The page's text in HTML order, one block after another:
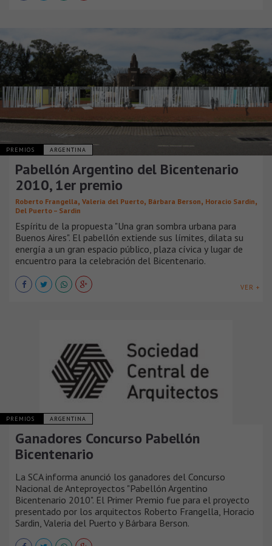
PREMIOS ARGENTINA
Pabellón Argentino del Bicentenario
2010, 1er premio
Roberto Frangella, Valeria del Puerto, Bárbara Berson, Horacio Sardin,
Del Puerto – Sardin
Espíritu de la propuesta "Una gran sombra urbana para
Buenos Aires". El pabellón extiende sus límites, dilata su
energía a un gran espacio público, plaza cívica y lugar de
encuentro para la celebración del Bicentenario.
VER +
PREMIOS ARGENTINA
Ganadores Concurso Pabellón
Bicentenario
La SCA informa anunció los ganadores del Concurso
Nacional de Anteproyectos "Pabellón Argentino
Bicentenario 2010". El Primer Premio fue para el proyecto
presentado por los arquitectos Roberto Frangella, Horacio
Sardin, Valeria del Puerto y Bárbara Berson.